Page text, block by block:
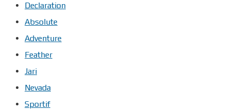
Declaration
Absolute
Adventure
Feather
Jari
Nevada
Sportif